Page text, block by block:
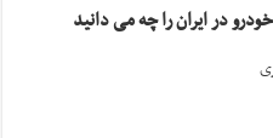
در ایران را چه می دانید